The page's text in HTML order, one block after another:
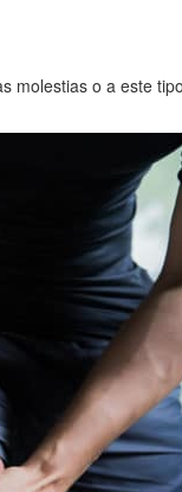
molestias o a este